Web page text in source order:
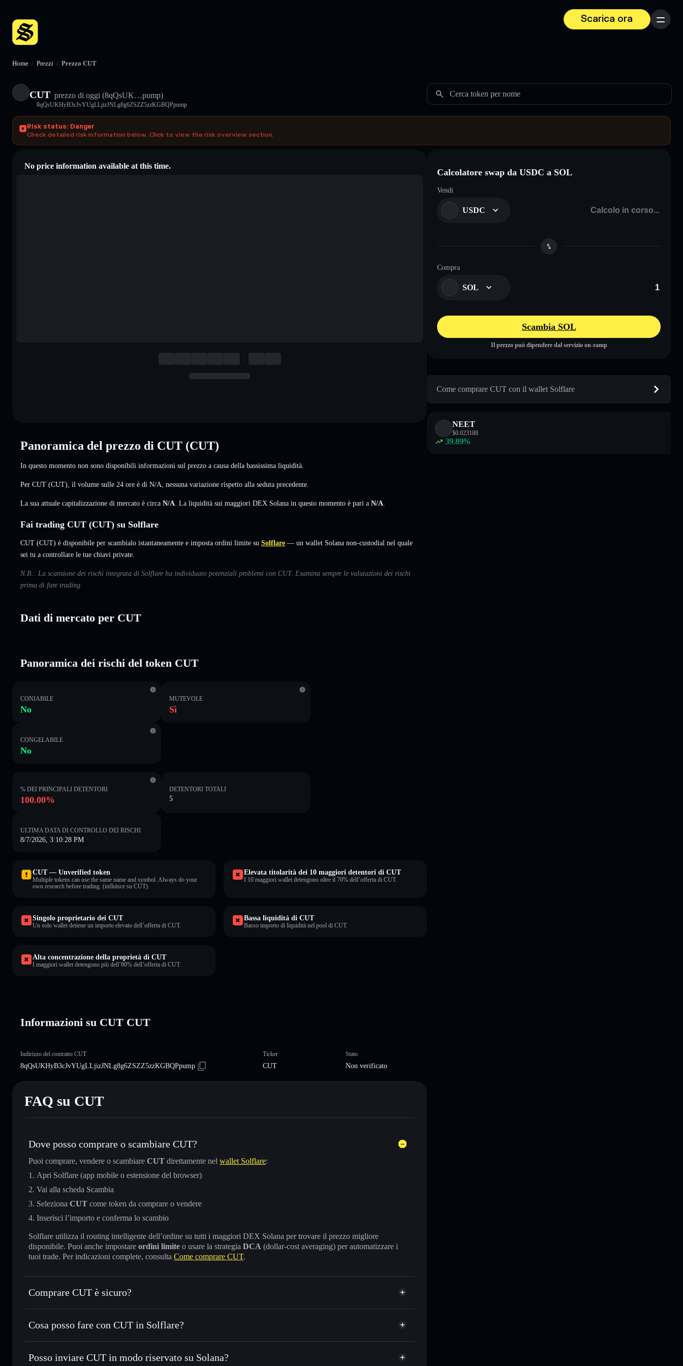
Scarica ora
Menu
Home / Prezzi / Prezzo CUT
CUT prezzo di oggi (8qQsUK…pump)
8qQsUKHyB3cJvYUgLLjizJNLg8g6ZSZZ5zzKGBQPpump
Cerca token per nome
Risk status: Danger
Check detailed risk information below. Click to view the risk overview section.
No price information available at this time.
Panoramica del prezzo di CUT (CUT)
In questo momento non sono disponibili informazioni sul prezzo a causa della bassissima liquidità.
Per CUT (CUT), il volume sulle 24 ore è di N/A nessuna variazione rispetto alla seduta precedente.
La sua attuale capitalizzazione di mercato è circa N/A . La liquidità sui maggiori DEX Solana in questo momento è pari a N/A
Fai trading CUT (CUT) su Solflare
CUT (CUT) è disponibile per scambialo istantaneamente e imposta ordini limite su Solflare — un wallet Solana non-custodial nel quale
sei tu a controllare le tue chiavi private.
N.B.: La scansione dei rischi integrata di Solflare ha individuato potenziali problemi con CUT. Esamina sempre le valutazioni dei rischi
prima di fare trading.
Dati di mercato per CUT
Panoramica dei rischi del token CUT
CONIABILE
No
MUTEVOLE
Sì
CONGELABILE
No
% DEI PRINCIPALI DETENTORI
100.00%
DETENTORI TOTALI
5
ULTIMA DATA DI CONTROLLO DEI RISCHI
8/7/2026, 3:10:28 PM
CUT — Unverified token
Multiple tokens can use the same name and symbol. Always do your
own research before trading. (influisce su CUT).
Elevata titolarità dei 10 maggiori detentori di CUT
I 10 maggiori wallet detengono oltre il 70% dell’offerta di CUT.
Singolo proprietario dei CUT
Un solo wallet detiene un importo elevato dell’offerta di CUT.
Bassa liquidità di CUT
Basso importo di liquidità nel pool di CUT.
Alta concentrazione della proprietà di CUT
I maggiori wallet detengono più dell’80% dell’offerta di CUT.
Informazioni su CUT CUT
Indirizzo del contratto CUT
8qQsUKHyB3cJvYUgLLjizJNLg8g6ZSZZ5zzKGBQPpump
Ticker
CUT
Stato
Non verificato
FAQ su CUT
Dove posso comprare o scambiare CUT?
Puoi comprare, vendere o scambiare CUT direttamente nel wallet Solflare:
Apri Solflare (app mobile o estensione del browser)
Vai alla scheda Scambia
Seleziona CUT come token da comprare o vendere
Inserisci l’importo e conferma lo scambio
Solflare utilizza il routing intelligente dell’ordine su tutti i maggiori DEX Solana per trovare il prezzo migliore
disponibile. Puoi anche impostare ordini limite o usare la strategia DCA (dollar-cost averaging) per automatizzare i
tuoi trade. Per indicazioni complete, consulta Come comprare CUT.
Comprare CUT è sicuro?
CUT non è verificato
Cosa posso fare con CUT in Solflare?
CUT
wallet Solflare
Scambiare istantaneamente— scambia CUT in SOL, USDC o in migliaia di altri token Solana al prezzo migliore
Posso inviare CUT in modo riservato su Solana?
Calcolatore swap da USDC a SOL
Vendi
USDC
Compra
SOL
Scambia SOL
Il prezzo può dipendere dal servizio on-ramp
Come comprare CUT con il wallet Solflare
NEET
$0.023188
39.89%